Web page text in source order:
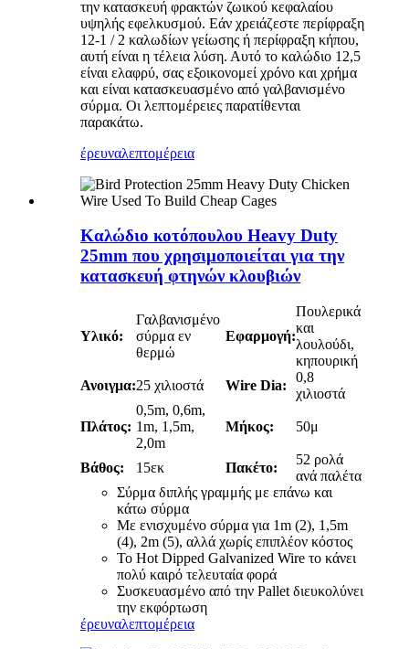
την κατασκευή φρακτών ζωικού κεφαλαίου
υψηλής εφελκυσμού. Εάν χρειάζεστε περίφραξη
12-1 / 2 καλωδίων γείωσης ή περίφραξη κήπου,
αυτή είναι η τέλεια λύση. Αυτό το καλώδιο 12,5
είναι ελαφρύ, σας εξοικονομεί χρόνο και χρήμα
και είναι κατασκευασμένο από γαλβανισμένο
σύρμα. Οι λεπτομέρειες παρατίθενται
παρακάτω.
έρευναλεπτομέρεια
Καλώδιο κοτόπουλου Heavy Duty
25mm που χρησιμοποιείται για την
κατασκευή φτηνών κλουβιών
Υλικό:
Γαλβανισμένο
σύρμα εν
θερμώ
Εφαρμογή:
Πουλερικά
και
λουλούδι,
κηπουρική
Ανοιγμα:25 χιλιοστά Wire Dia:
0,8
χιλιοστά
Πλάτος:
0,5m, 0,6m,
1m, 1,5m,
2,0m
Μήκος: 50μ
Βάθος: 15εκ Πακέτο:
52 ρολά
ανά παλέτα
Σύρμα διπλής γραμμής με επάνω και
κάτω σύρμα
Με ενισχυμένο σύρμα για 1m (2), 1,5m
(4), 2m (5), αλλά χωρίς επιπλέον κόστος
Το Hot Dipped Galvanized Wire το κάνει
πολύ καιρό τελευταία φορά
Συσκευασμένο από την Pallet διευκολύνει
την εκφόρτωση
έρευναλεπτομέρεια